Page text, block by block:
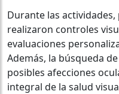
Durante las
realizaron controles
evaluaciones
Además, la búsqueda
posibles afecciones
integral de la salud